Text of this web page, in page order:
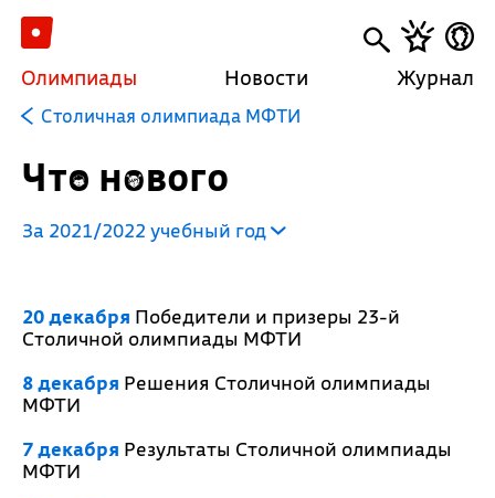
Олимпиады Новости Журнал
Столичная олимпиада МФТИ
Что нового
За 2021/2022 учебный год
20 декабря Победители и призеры 23-й
Столичной олимпиады МФТИ
8 декабря Решения Столичной олимпиады
МФТИ
7 декабря Результаты Столичной олимпиады
МФТИ